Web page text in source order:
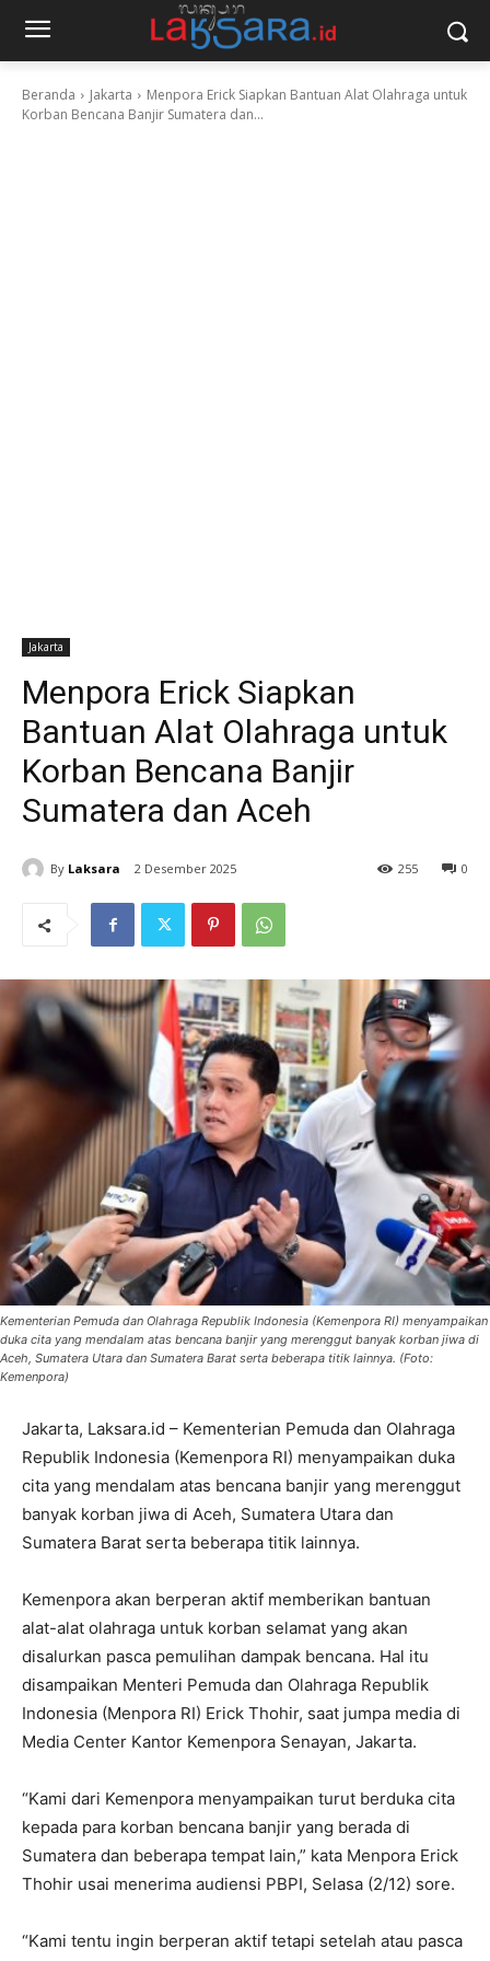
Beranda Jakarta
Menpora Erick Siapkan Bantuan Alat Olahraga untuk
Korban Bencana Banjir Sumatera dan...
Jakarta
Menpora Erick Siapkan
Bantuan Alat Olahraga untuk
Korban Bencana Banjir
Sumatera dan Aceh
By Laksara 2 Desember 2025 0
255
Kementerian Pemuda dan Olahraga Republik Indonesia (Kemenpora RI) menyampaikan
duka cita yang mendalam atas bencana banjir yang merenggut banyak korban jiwa di
Aceh, Sumatera Utara dan Sumatera Barat serta beberapa titik lainnya. (Foto:
Kemenpora)
Jakarta, Laksara.id – Kementerian Pemuda dan Olahraga
Republik Indonesia (Kemenpora RI) menyampaikan duka
cita yang mendalam atas bencana banjir yang merenggut
banyak korban jiwa di Aceh, Sumatera Utara dan
Sumatera Barat serta beberapa titik lainnya.
Kemenpora akan berperan aktif memberikan bantuan
alat-alat olahraga untuk korban selamat yang akan
disalurkan pasca pemulihan dampak bencana. Hal itu
disampaikan Menteri Pemuda dan Olahraga Republik
Indonesia (Menpora RI) Erick Thohir, saat jumpa media di
Media Center Kantor Kemenpora Senayan, Jakarta.
“Kami dari Kemenpora menyampaikan turut berduka cita
kepada para korban bencana banjir yang berada di
Sumatera dan beberapa tempat lain,” kata Menpora Erick
Thohir usai menerima audiensi PBPI, Selasa (2/12) sore.
“Kami tentu ingin berperan aktif tetapi setelah atau pasca